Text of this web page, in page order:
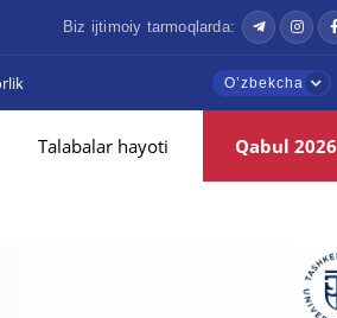
Biz ijtimoiy tarmoqlarda:
Oʼzbekcha
Talabalar hayoti Qabul 2026